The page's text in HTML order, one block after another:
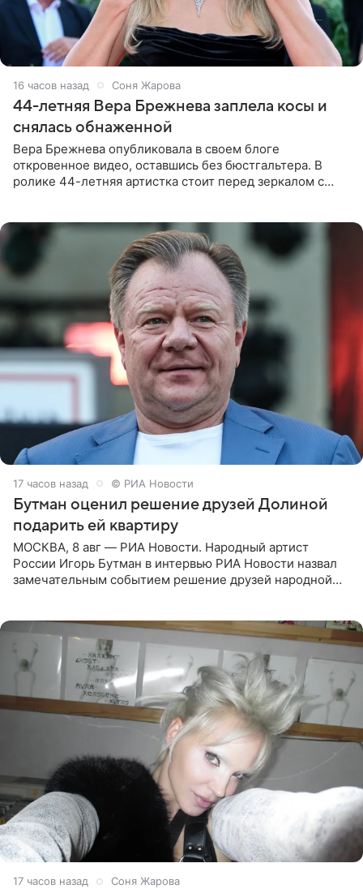
16 часов назад Соня Жарова
44-летняя Вера Брежнева заплела косы и
снялась обнаженной
Вера Брежнева опубликовала в своем блоге
откровенное видео, оставшись без бюстгальтера. В
ролике 44-летняя артистка стоит перед зеркалом с
17 часов назад © РИА Новости
Бутман оценил решение друзей Долиной
подарить ей квартиру
МОСКВА, 8 авг — РИА Новости. Народный артист
России Игорь Бутман в интервью РИА Новости назвал
замечательным событием решение друзей народной
17 часов назад Соня Жарова